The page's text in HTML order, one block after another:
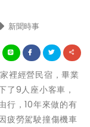
新聞時事
裡經營民宿，畢業
了9人座小客車，
行，10年來做的有
疲勞駕駛撞傷機車